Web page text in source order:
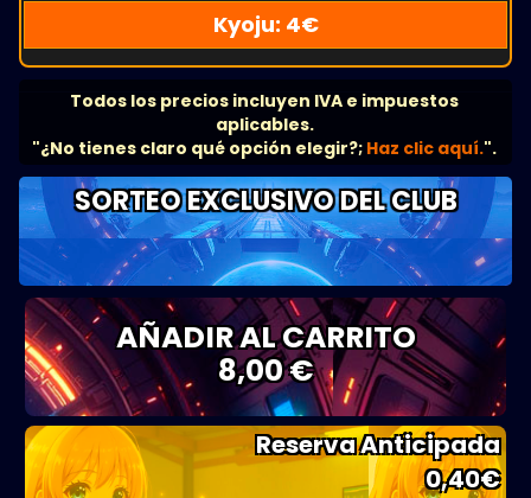
Kyoju: 4€
Todos los precios incluyen IVA e impuestos
aplicables.
"¿No tienes claro qué opción elegir?; Haz clic aquí.".
SORTEO EXCLUSIVO DEL CLUB
AÑADIR AL CARRITO
8,00 €
Reserva Anticipada
0,40€